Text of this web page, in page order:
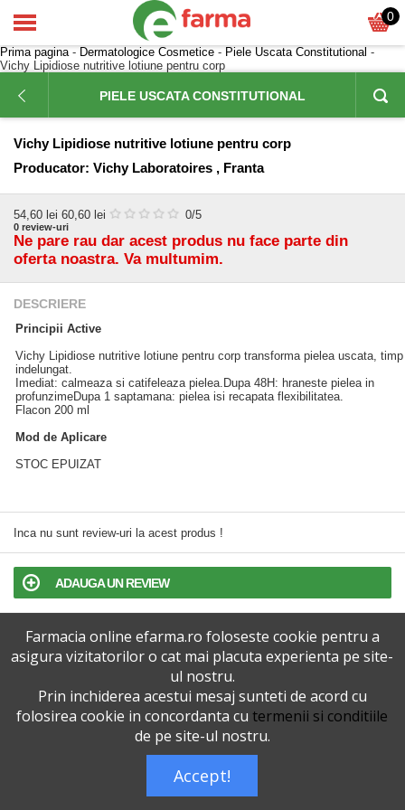
0
Prima pagina- Dermatologice Cosmetice - Piele Uscata Constitutional -
Vichy Lipidiose nutritive lotiune pentru corp
PIELE USCATA CONSTITUTIONAL
Vichy Lipidiose nutritive lotiune pentru corp
Producator: Vichy Laboratoires , Franta
54,60 lei 60,60 lei 0/5
0 review-uri
Ne pare rau dar acest produs nu face parte din
oferta noastra. Va multumim.
DESCRIERE
Principii Active
Vichy Lipidiose nutritive lotiune pentru corp transforma pielea uscata, timp
indelungat.
Imediat: calmeaza si catifeleaza pielea.Dupa 48H: hraneste pielea in
profunzimeDupa 1 saptamana: pielea isi recapata flexibilitatea.
Flacon 200 ml
Mod de Aplicare
STOC EPUIZAT
Inca nu sunt review-uri la acest produs !
ADAUGA UN REVIEW
TERMENI SI CONDITII
POLITICA DE CONFIDENTIALITATE
VERSIUNEA DESKTOP
Dreptul de autor © efarma.ro - Toate Drepturile Rezervate.
Farmacia online efarma.ro foloseste cookie pentru a
asigura vizitatorilor o cat mai placuta experienta pe site-
ul nostru.
Prin inchiderea acestui mesaj sunteti de acord cu
folosirea cookie in concordanta cu termenii si conditiile
de pe site-ul nostru.
Accept!